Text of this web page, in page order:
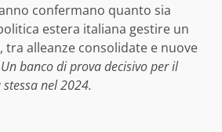
confermano quanto sia
estera italiana gestire un
alleanze consolidate e nuove
Un banco di prova decisivo per il
nel 2024.